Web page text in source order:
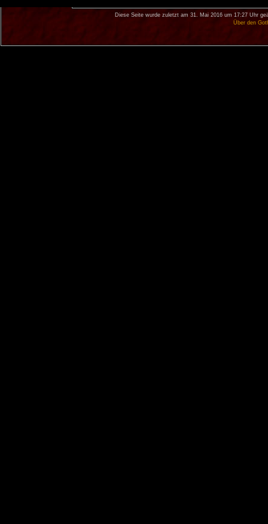
Diese Seite wurde zuletzt am 31. Mai 2016 um 17:27 Uhr
Über den